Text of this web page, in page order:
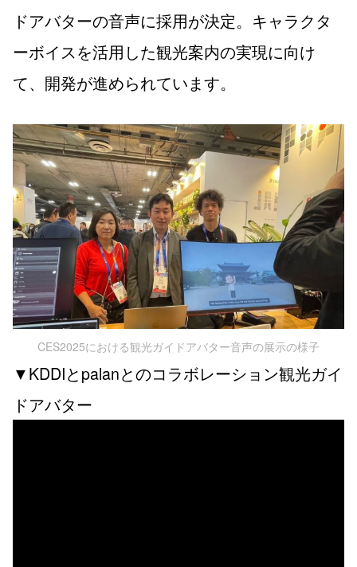
ドアバターの音声に採用が決定。キャラクタ
ーボイスを活用した観光案内の実現に向け
て、開発が進められています。
CES2025における観光ガイドアバター音声の展示の様子
▼KDDIとpalanとのコラボレーション観光ガイ
ドアバター